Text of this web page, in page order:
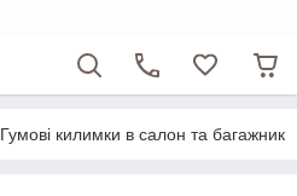
Гумові килимки в салон та багажник